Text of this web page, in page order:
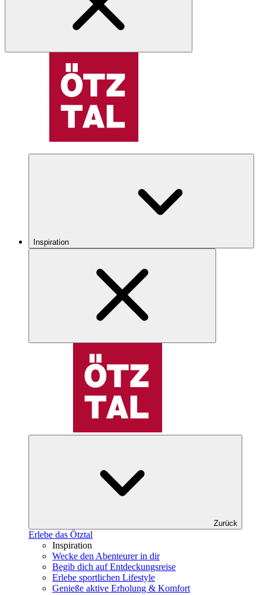
Inspiration
Zurück
Erlebe das Ötztal
Inspiration
Wecke den Abenteurer in dir
Begib dich auf Entdeckungsreise
Erlebe sportlichen Lifestyle
Genieße aktive Erholung & Komfort